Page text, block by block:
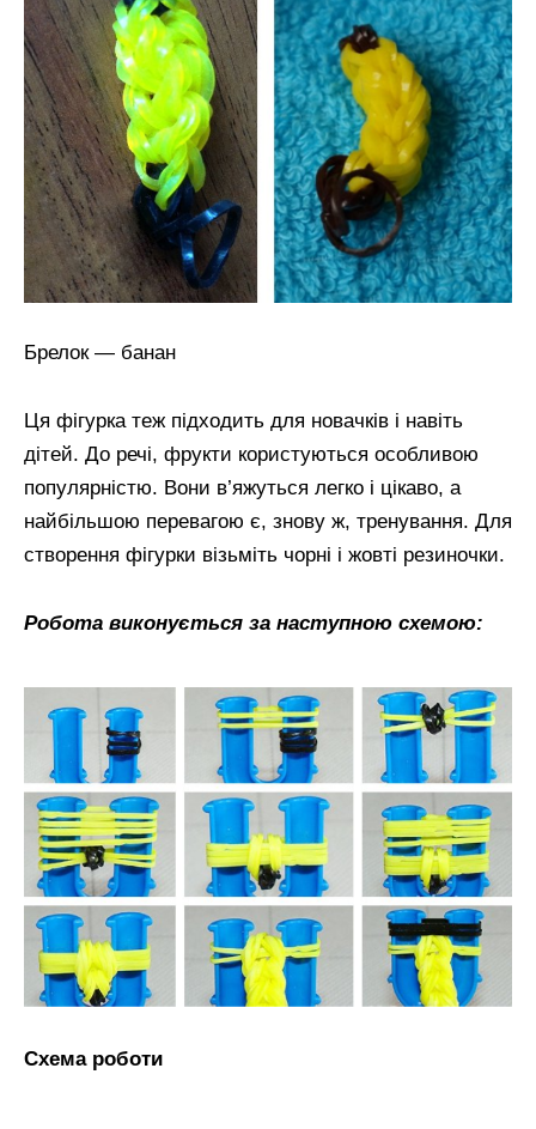
Брелок — банан
Ця фігурка теж підходить для новачків і навіть
дітей. До речі, фрукти користуються особливою
популярністю. Вони в’яжуться легко і цікаво, а
найбільшою перевагою є, знову ж, тренування. Для
створення фігурки візьміть чорні і жовті резиночки.
Робота виконується за наступною схемою:
Схема роботи